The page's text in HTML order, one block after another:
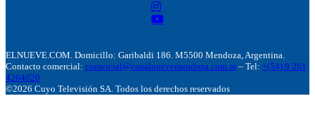
ELNUEVE.COM. Domicillo: Garibaldi 186. M5500 Mendoza, Argentina.
Contacto comercial: comercial@canalnuevemendoza.com.ar – Tel: +(54) 9 261
4204020
©2026 Cuyo Televisión SA. Todos los derechos reservados